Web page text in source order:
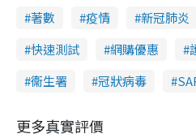
著數 疫情 新冠肺炎
快速測試
網購優惠
衞生署
冠狀病毒
更多真實評價